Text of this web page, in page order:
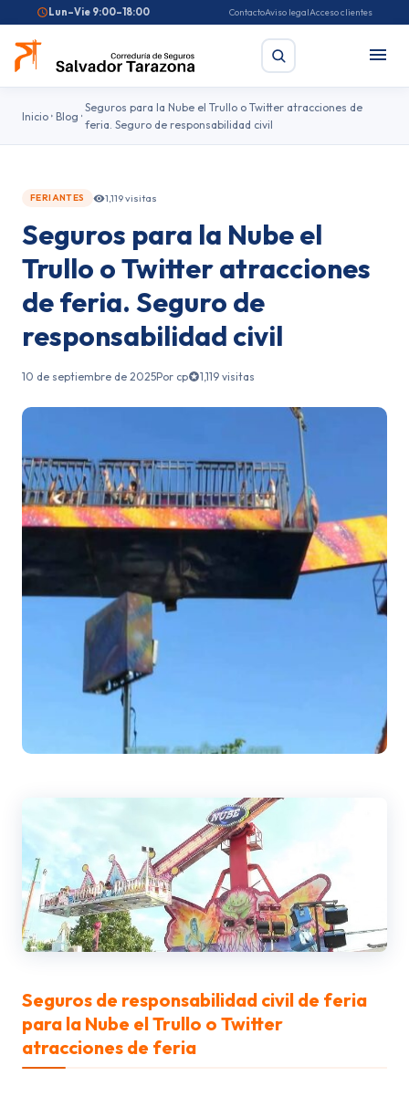
Lun–Vie 9:00–18:00 ContactoAviso legalAcceso clientes
Seguro de salud
Pirotecnia Feriantes Fallas
Inicio Blog
Seguros para la Nube el Trullo o Twitter atracciones de
feria. Seguro de responsabilidad civil
FERIANTES 1,119 visitas
Seguros para la Nube el
Trullo o Twitter atracciones
de feria. Seguro de
responsabilidad civil
10 de septiembre de 2025Por cp 1,119 visitas
Seguros de responsabilidad civil de feria
para la Nube el Trullo o Twitter
atracciones de feria